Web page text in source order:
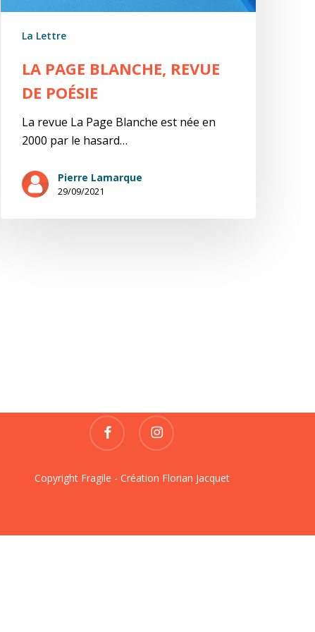
La Lettre
LA PAGE BLANCHE, REVUE
DE POÉSIE
La revue La Page Blanche est née en
2000 par le hasard…
Pierre Lamarque
29/09/2021
facebook instagram
Copyright Fragile - Création Florian Jacquet